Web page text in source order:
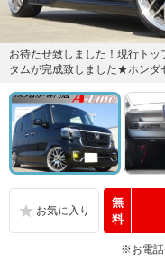
お待たせ致しました！現行ト
タムが完成致しました★ホンダ
無
料
※お電話